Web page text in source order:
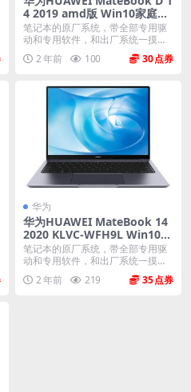
4 2019 amd版 Win10家庭中
文版 原厂oem系统
笔记本的原厂系统，带全部专用驱
动和专用软件，和出厂系统一摸一
样。不带一键还原功能...
2 年前 100 30
华为
华为HUAWEI MateBook 14
2020 KLVC-WFH9L Win10家
庭中文版 原厂oem系统
笔记本的原厂系统，带全部专用驱
动和专用软件，和出厂系统一摸一
样。不带一键还原功能...
2 年前 219 35